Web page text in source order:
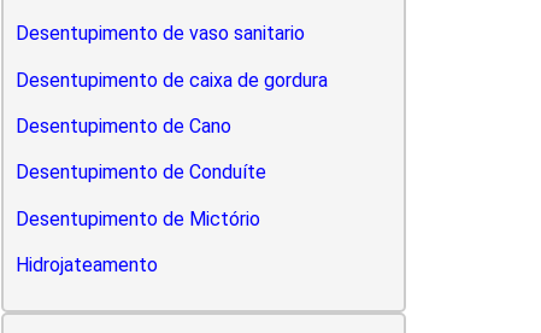
Desentupimento de vaso sanitario
Desentupimento de caixa de gordura
Desentupimento de Cano
Desentupimento de Conduíte
Desentupimento de Mictório
Hidrojateamento